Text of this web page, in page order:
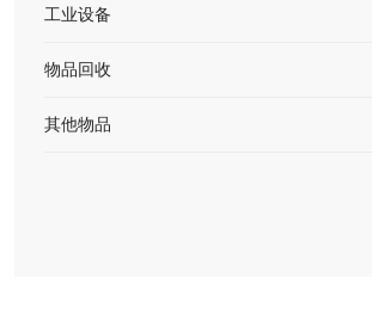
工业设备
物品回收
其他物品